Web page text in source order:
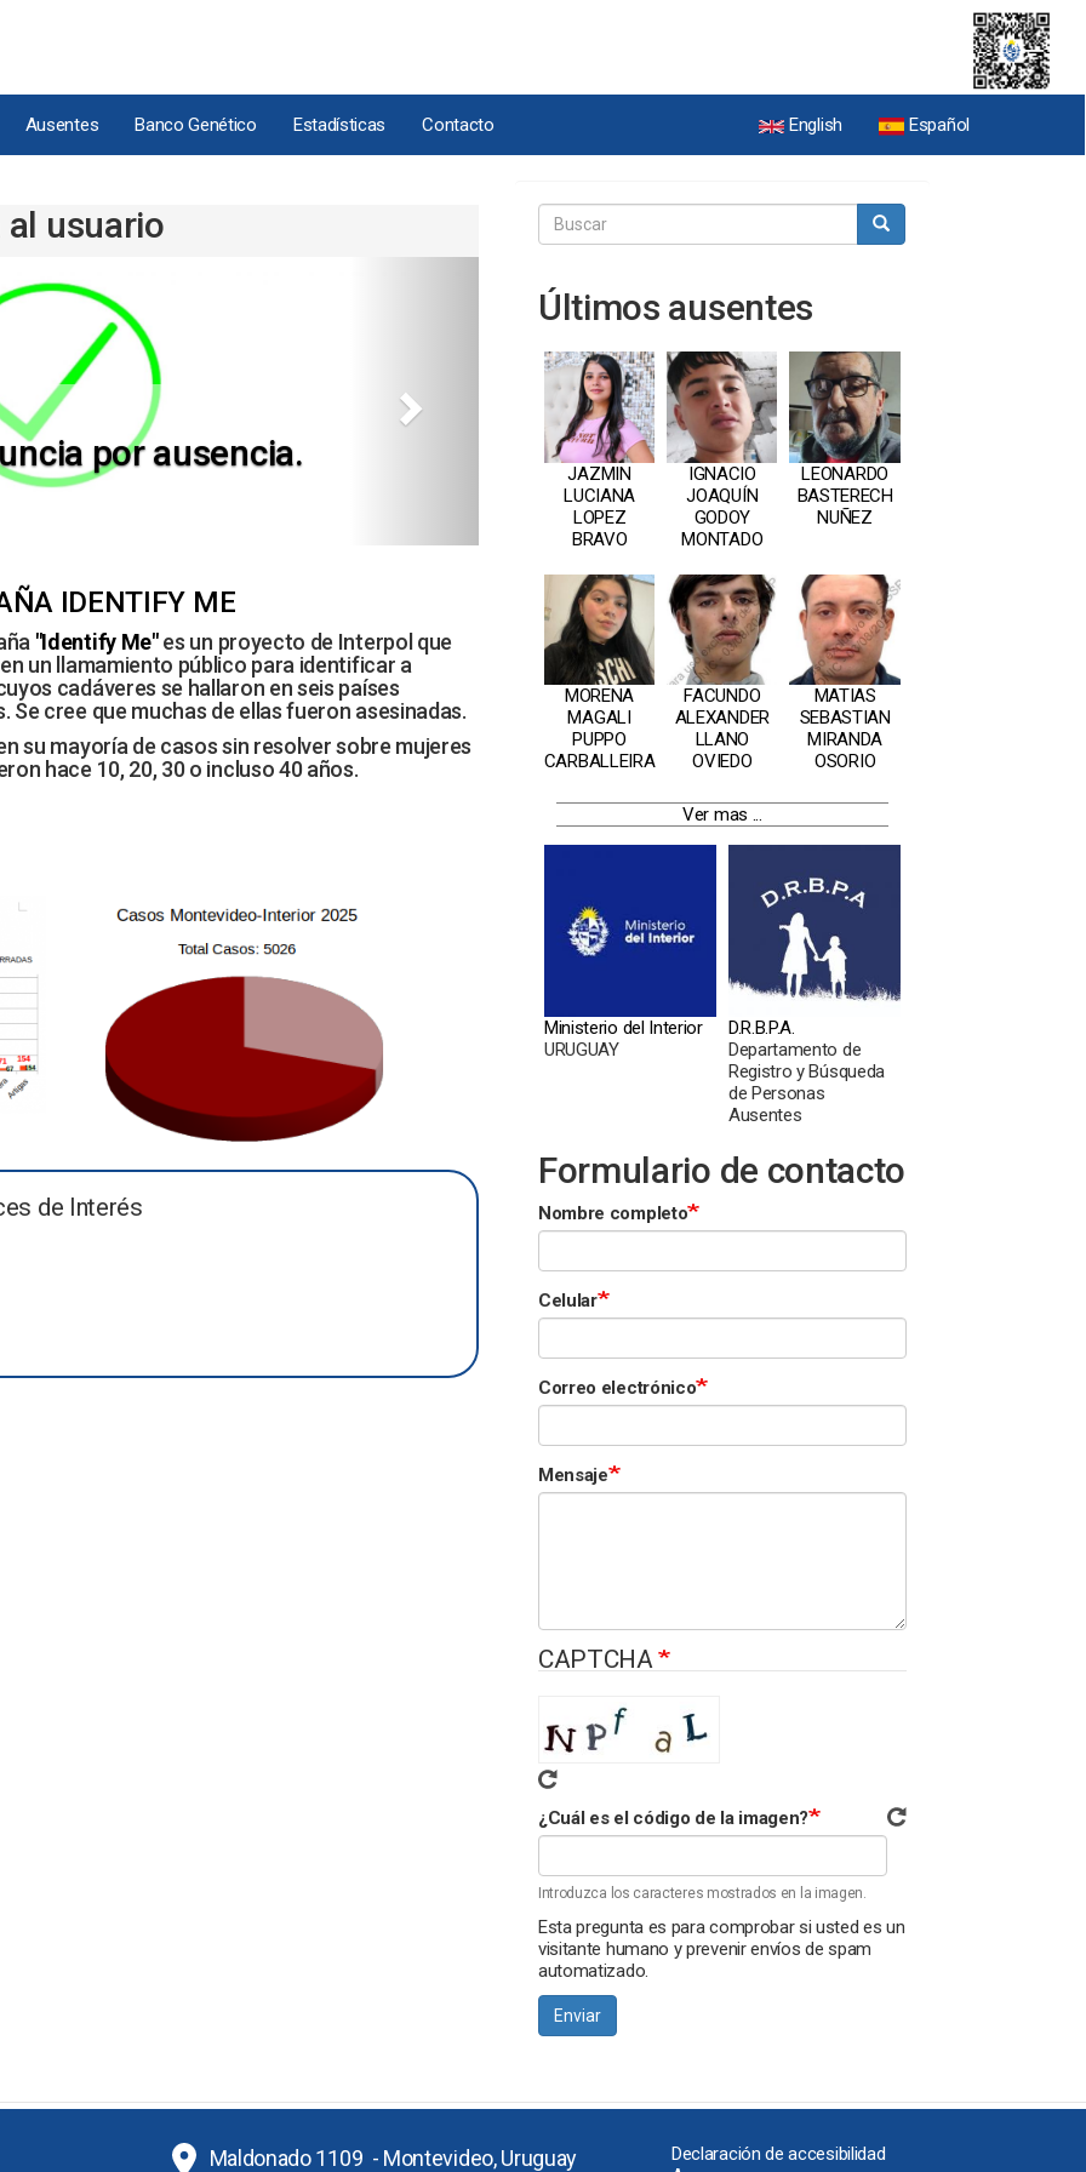
Ausentes Banco Genético Estadísticas Contacto English Español
al usuario
por ausencia.
Siguiente
IDENTIFY ME
"Identify Me"es un proyecto de Interpol que
un llamamiento público para identificar a
cadáveres se hallaron en seis países
Se cree que muchas de ellas fueron asesinadas.
su mayoría de casos sin resolver sobre mujeres
hace 10, 20, 30 o incluso 40 años.
de Interés
Buscar Buscar
Últimos ausentes
JAZMIN
LUCIANA
LOPEZ
BRAVO
IGNACIO
JOAQUÍN
GODOY
MONTADO
LEONARDO
BASTERECH
NUÑEZ
MORENA
MAGALI
PUPPO
CARBALLEIRA
FACUNDO
ALEXANDER
LLANO
OVIEDO
MATIAS
SEBASTIAN
MIRANDA
OSORIO
Ver mas ...
Ministerio del Interior
URUGUAY
D.R.B.P.A.
Departamento de
Registro y Búsqueda
de Personas
Ausentes
Formulario de contacto
Nombre completo
Celular
Correo electrónico
Mensaje
CAPTCHA
¿Cuál es el código de la imagen?
Introduzca los caracteres mostrados en la imagen.
Esta pregunta es para comprobar si usted es un
visitante humano y prevenir envíos de spam
automatizado.
Enviar
Maldonado 1109 - Montevideo, Uruguay
Declaración de accesibilidad